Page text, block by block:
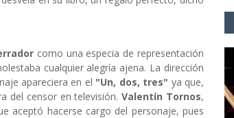
como una especia de representación
cualquier alegría ajena. La dirección
apareciera en el "Un, dos, tres" ya que,
del censor en televisión.Valentín Tornos,
aceptó hacerse cargo del personaje, pues